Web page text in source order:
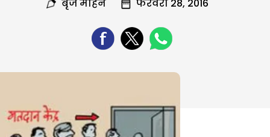
बृज मोहन फरवरी 28, 2016